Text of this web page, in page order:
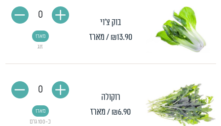
בוק צ'וי
₪13.90 / מארז
זוג
מארז
0
רוקולה
₪6.90/ מארז
כ-100 גרם
מארז
0